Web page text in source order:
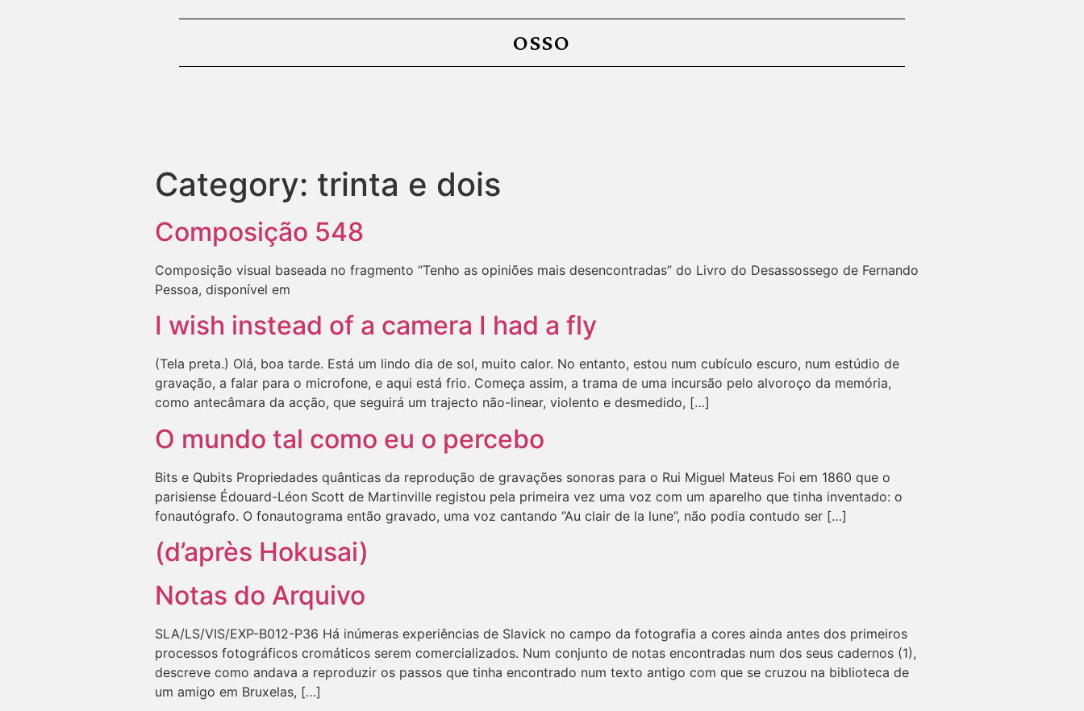
OSSO
Category: trinta e dois
Composição 548
Composição visual baseada no fragmento “Tenho as opiniões mais desencontradas” do Livro do Desassossego de Fernando
Pessoa, disponível em
I wish instead of a camera I had a fly
(Tela preta.) Olá, boa tarde. Está um lindo dia de sol, muito calor. No entanto, estou num cubículo escuro, num estúdio de
gravação, a falar para o microfone, e aqui está frio. Começa assim, a trama de uma incursão pelo alvoroço da memória,
como antecâmara da acção, que seguirá um trajecto não-linear, violento e desmedido, […]
O mundo tal como eu o percebo
Bits e Qubits Propriedades quânticas da reprodução de gravações sonoras para o Rui Miguel Mateus Foi em 1860 que o
parisiense Édouard-Léon Scott de Martinville registou pela primeira vez uma voz com um aparelho que tinha inventado: o
fonautógrafo. O fonautograma então gravado, uma voz cantando “Au clair de la lune”, não podia contudo ser […]
(d’après Hokusai)
Notas do Arquivo
SLA/LS/VIS/EXP-B012-P36 Há inúmeras experiências de Slavick no campo da fotografia a cores ainda antes dos primeiros
processos fotográficos cromáticos serem comercializados. Num conjunto de notas encontradas num dos seus cadernos (1),
descreve como andava a reproduzir os passos que tinha encontrado num texto antigo com que se cruzou na biblioteca de
um amigo em Bruxelas, […]